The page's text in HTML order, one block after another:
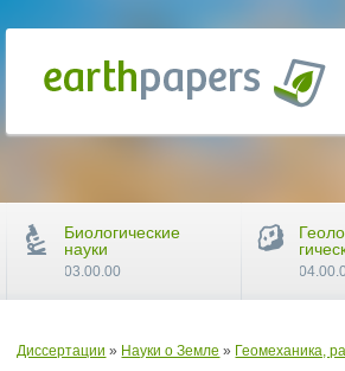
Диссертации » Науки о Земле » Геомеханика,
Биологические
науки
03.00.00